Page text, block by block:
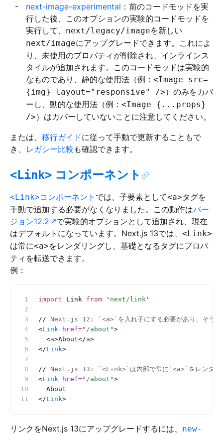
next-image-experimental ：前のコードモッドを実
行した後、このオプションの実験的コードモッドを
実行して、 next/legacy/imageを新しい
next/imageにアップグレードできます。これによ
り、未使用のプロパティが削除され、インラインス
タイルが追加されます。このコードモッドは実験的
なものであり、静的な使用法（例： <Image src=
{img} layout="responsive" />）のみをカバ
ーし、動的な使用法（例： <Image {...props}
/>）はカバーしていないことに注意してください。
または、 移行ガイドに従って手動で更新することもで
き、 レガシー比較 も確認できます。
<Link> コンポーネント
<Link>コンポーネント では、子要素として<a>タグを
手動で追加する必要がなくなりました。この動作はバー
ジョン12.2
で実験的オプションとして追加され、現在
はデフォルトになっています。Next.js 13では、 <Link>
は常に<a>をレンダリングし、基礎となるタグにプロパ
ティを転送できます。
例：
import Link from ' next/link '
// Next.js 12: `<a>`を入れ子にする必要があり、そうで
<Link href="/about">
  <
a>About</a>
</Link>
// Next.js 13: `<Link>`は内部で常に`<a>`をレンダリ
<Link href="/about">
  About
</Link>
リンクをNext.js 13にアップグレードするには、 new-